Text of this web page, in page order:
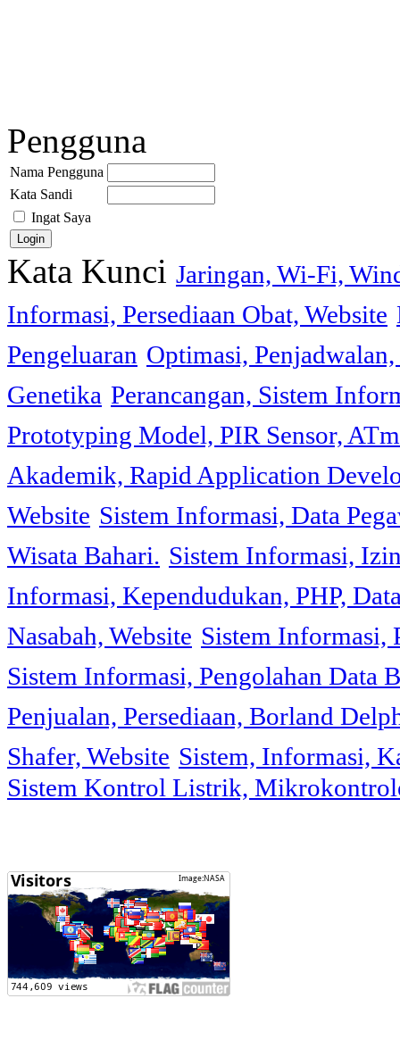
Pengguna
Nama Pengguna
Kata Sandi
Ingat Saya
Kata Kunci Jaringan, Wi-Fi,
Informasi, Persediaan Obat, Website
Pengeluaran Optimasi,
Genetika Perancangan, Sistem
Prototyping Model, PIR Sensor,
Akademik, Rapid Application
Website Sistem Informasi, Data
Wisata Bahari. Sistem Informasi,
Informasi, Kependudukan, PHP,
Nasabah, Website Sistem Informasi,
Sistem Informasi, Pengolahan Data
Penjualan, Persediaan, Borland
Shafer, Website Sistem, Informasi,
Sistem Kontrol Listrik,